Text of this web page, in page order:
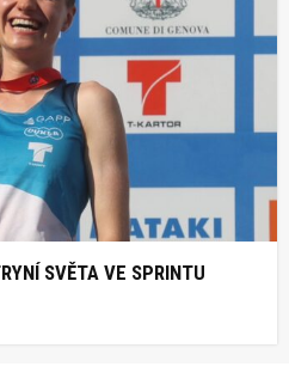
SVĚTA VE SPRINTU